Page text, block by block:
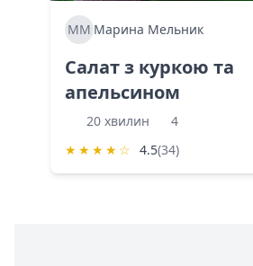
ММ Марина Мельник
Салат з куркою та
апельсином
20 хвилин
4
★ ★ ★ ★ ☆ 4.5(34)